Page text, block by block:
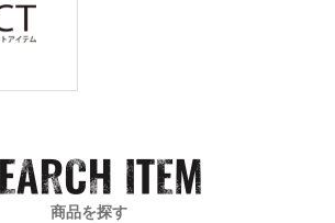
商品を探す